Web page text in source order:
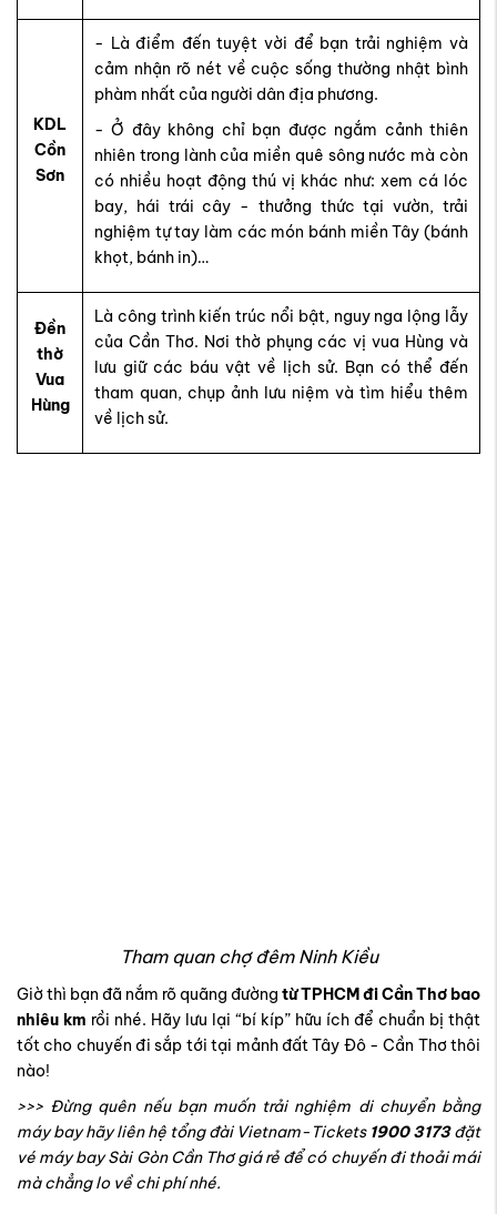
KDL
Cồn
Sơn
- Là điểm đến tuyệt vời để bạn trải nghiệm và
cảm nhận rõ nét về cuộc sống thường nhật bình
phàm nhất của người dân địa phương.
- Ở đây không chỉ bạn được ngắm cảnh thiên
nhiên trong lành của miền quê sông nước mà còn
có nhiều hoạt động thú vị khác như: xem cá lóc
bay, hái trái cây - thưởng thức tại vườn, trải
nghiệm tự tay làm các món bánh miền Tây (bánh
khọt, bánh in)…
Đền
thờ
Vua
Hùng
Là công trình kiến trúc nổi bật, nguy nga lộng lẫy
của Cần Thơ. Nơi thờ phụng các vị vua Hùng và
lưu giữ các báu vật về lịch sử. Bạn có thể đến
tham quan, chụp ảnh lưu niệm và tìm hiểu thêm
về lịch sử.
Tham quan chợ đêm Ninh Kiều
Giờ thì bạn đã nắm rõ quãng đường từ TPHCM đi Cần Thơ bao
nhiêu km rồi nhé. Hãy lưu lại “bí kíp” hữu ích để chuẩn bị thật
tốt cho chuyến đi sắp tới tại mảnh đất Tây Đô - Cần Thơ thôi
nào!
>>> Đừng quên nếu bạn muốn trải nghiệm di chuyển bằng
máy bay hãy liên hệ tổng đài Vietnam-Tickets 1900 3173đặt
vé máy bay Sài Gòn Cần Thơ giá rẻ để có chuyến đi thoải mái
mà chẳng lo về chi phí nhé.